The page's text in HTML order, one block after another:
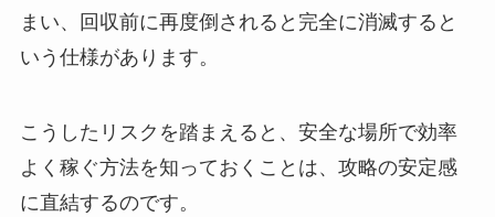
まい、回収前に再度倒されると完全に消滅すると
いう仕様があります。
こうしたリスクを踏まえると、安全な場所で効率
よく稼ぐ方法を知っておくことは、攻略の安定感
に直結するのです。